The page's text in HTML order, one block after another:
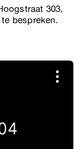
303,
bespreken.